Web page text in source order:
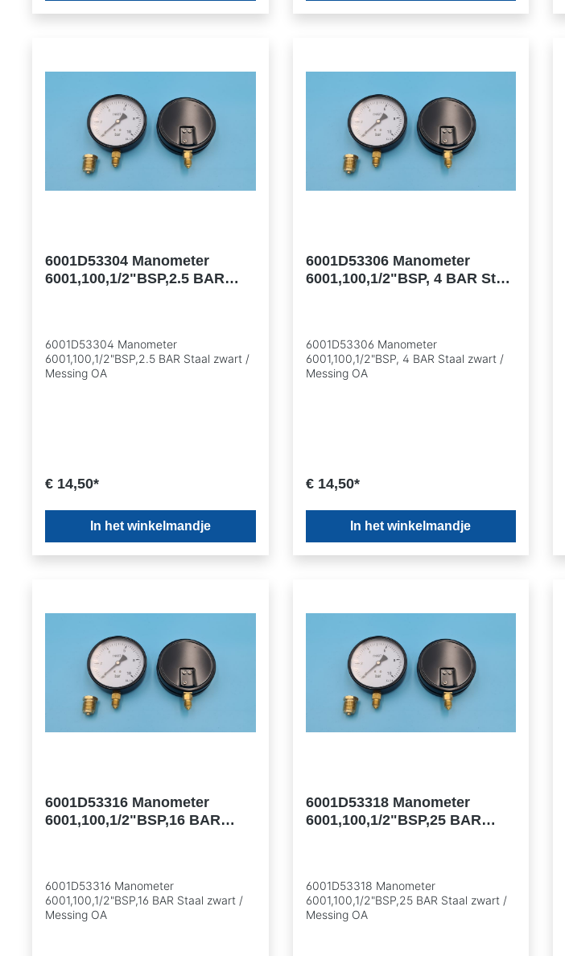
6001D53304 Manometer
6001,100,1/2"BSP,2.5 BAR
6001D53304 Manometer
6001,100,1/2"BSP,2.5 BAR Staal zwart /
Messing OA
€ 14,50*
In het winkelmandje
6001D53306 Manometer
6001,100,1/2"BSP, 4 BAR Staal
6001D53306 Manometer
6001,100,1/2"BSP, 4 BAR Staal zwart /
Messing OA
€ 14,50*
In het winkelmandje
6001D53316 Manometer
6001,100,1/2"BSP,16 BAR
6001D53316 Manometer
6001,100,1/2"BSP,16 BAR Staal zwart /
Messing OA
6001D53318 Manometer
6001,100,1/2"BSP,25 BAR
6001D53318 Manometer
6001,100,1/2"BSP,25 BAR Staal zwart /
Messing OA